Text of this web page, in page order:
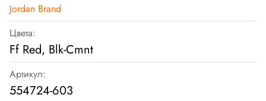
Jordan Brand
Цвета:
Ff Red, Blk-Cmnt
Артикул:
554724-603